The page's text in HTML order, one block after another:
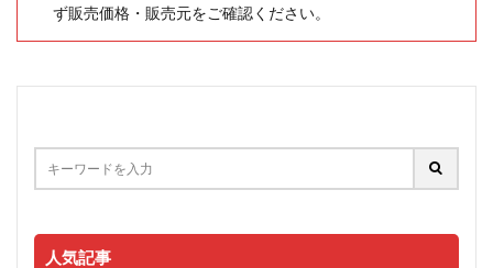
ず販売価格・販売元をご確認ください。
人気記事